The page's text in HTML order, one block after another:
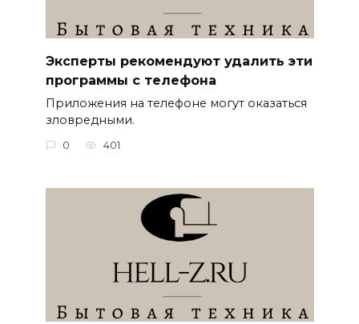
Эксперты рекомендуют удалить эти
программы с телефона
Приложения на телефоне могут оказаться
зловредными.
0 401